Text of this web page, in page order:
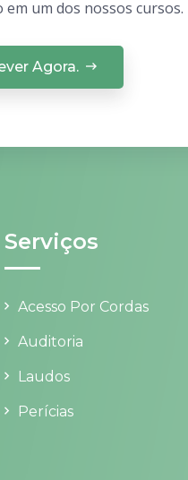
um dos nossos cursos.
Agora.
Serviços
Acesso Por Cordas
Auditoria
Laudos
Perícias